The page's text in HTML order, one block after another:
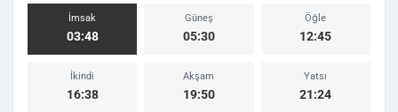
İmsak
03:48
Güneş
05:30
Öğle
12:45
İkindi
16:38
Akşam
19:50
Yatsı
21:24